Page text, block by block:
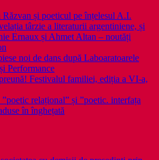
și poeticul pe înțelesul A.I.
târzie a literaturii argentiniene, și
Ernaux și Ahmet Altan – noutăți
noi de dans după Laboaratoarele
Performance
Festivalul familiei, ediția a VI-a,
relațional” și ”poetic. interfața
în înghețată